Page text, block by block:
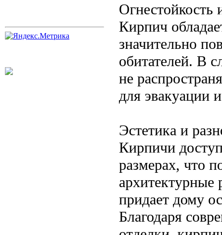
Огнестойкость
Кирпич
значительно
обитателей. В
не
для эвакуации
Эстетика и
Кирпичи
размерах, что
придает дому
Благодаря